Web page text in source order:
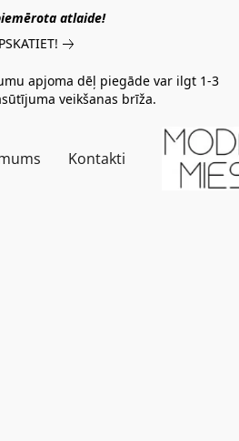
atlaide!
apjoma dēļ piegāde var ilgt 1-3
veikšanas brīža.
Kontakti